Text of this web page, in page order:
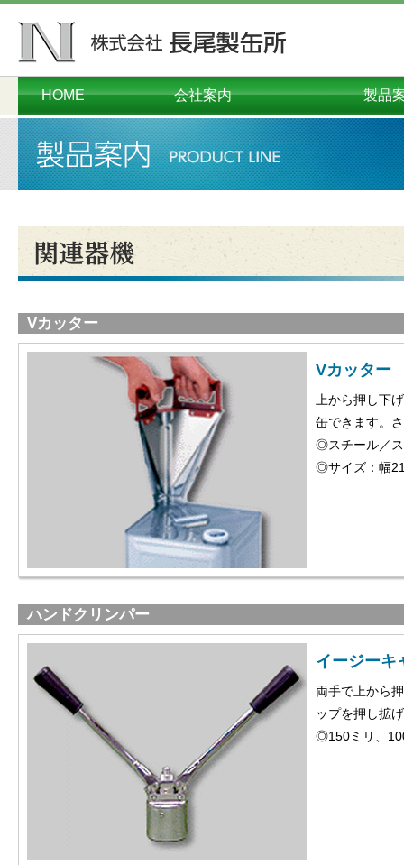
HOME 会社案内
ごあいさつ
会社概要
沿革
本社工場
千葉工場
営業本部
製品
メタ
プラスチ
ダンボ
コンテナ
関連
環境
オーダーメイド
Vカッター
Vカッター
上から押し下
缶できます。
◎スチール／
◎サイズ：幅
ハンドクリンパー
イージーキ
両手で上から
ップを押し拡
◎150ミリ、